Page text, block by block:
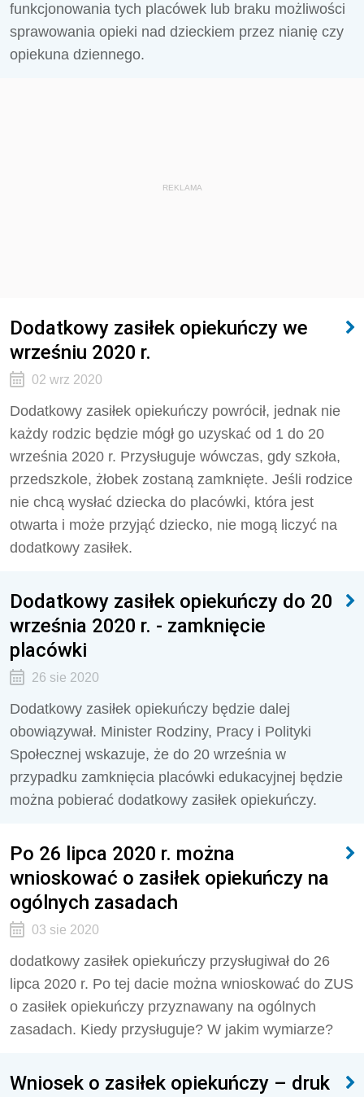
funkcjonowania tych placówek lub braku możliwości
sprawowania opieki nad dzieckiem przez nianię czy
opiekuna dziennego.
REKLAMA
Dodatkowy zasiłek opiekuńczy we
wrześniu 2020 r.
02 wrz 2020
Dodatkowy zasiłek opiekuńczy powrócił, jednak nie
każdy rodzic będzie mógł go uzyskać od 1 do 20
września 2020 r. Przysługuje wówczas, gdy szkoła,
przedszkole, żłobek zostaną zamknięte. Jeśli rodzice
nie chcą wysłać dziecka do placówki, która jest
otwarta i może przyjąć dziecko, nie mogą liczyć na
dodatkowy zasiłek.
Dodatkowy zasiłek opiekuńczy do 20
września 2020 r. - zamknięcie
placówki
26 sie 2020
Dodatkowy zasiłek opiekuńczy będzie dalej
obowiązywał. Minister Rodziny, Pracy i Polityki
Społecznej wskazuje, że do 20 września w
przypadku zamknięcia placówki edukacyjnej będzie
można pobierać dodatkowy zasiłek opiekuńczy.
Po 26 lipca 2020 r. można
wnioskować o zasiłek opiekuńczy na
ogólnych zasadach
03 sie 2020
dodatkowy zasiłek opiekuńczy przysługiwał do 26
lipca 2020 r. Po tej dacie można wnioskować do ZUS
o zasiłek opiekuńczy przyznawany na ogólnych
zasadach. Kiedy przysługuje? W jakim wymiarze?
Wniosek o zasiłek opiekuńczy – druk